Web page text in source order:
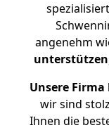
angenehm
unterstützen
Unsere
wir sind
Ihnen die